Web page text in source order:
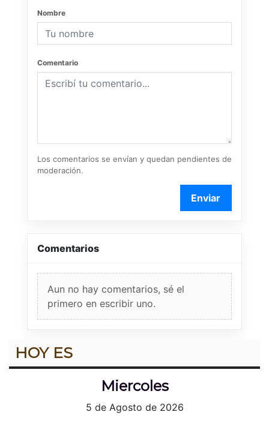
Nombre
Comentario
Los comentarios se envían y quedan pendientes de
moderación.
Enviar
Comentarios
Aun no hay comentarios, sé el
primero en escribir uno.
HOY ES
Miercoles
5 de Agosto de 2026